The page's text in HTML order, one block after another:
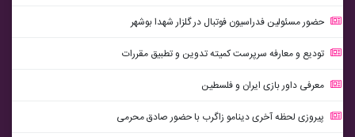
حضور مسئولین فدراسیون فوتبال در گلزار شهدا بوشهر
تودیع و معارفه سرپرست کمیته تدوین و تطبیق مقررات
معرفی داور بازی ایران و فلسطین
پیروزی لحظه آخری دینامو زاگرب با حضور صادق محرمی